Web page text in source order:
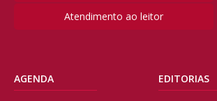
Atendimento ao leitor
AGENDA EDITORIAS